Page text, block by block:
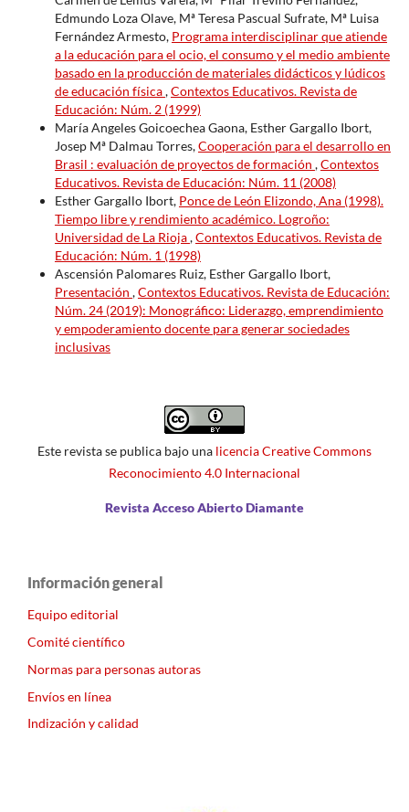
Edmundo Loza Olave, Mª Teresa Pascual Sufrate, Mª Luisa
Fernández Armesto, Programa interdisciplinar que atiende
a la educación para el ocio, el consumo y el medio ambiente
basado en la producción de materiales didácticos y lúdicos
de educación física,Contextos Educativos. Revista de
Educación: Núm. 2 (1999)
María Angeles Goicoechea Gaona, Esther Gargallo Ibort,
Josep Mª Dalmau Torres,Cooperación para el desarrollo en
Brasil : evaluación de proyectos de formación ,Contextos
Educativos. Revista de Educación: Núm. 11 (2008)
Esther Gargallo Ibort, Ponce de León Elizondo, Ana (1998).
Tiempo libre y rendimiento académico. Logroño:
Universidad de La Rioja,Contextos Educativos. Revista de
Educación: Núm. 1 (1998)
Ascensión Palomares Ruiz, Esther Gargallo Ibort,
Presentación ,Contextos Educativos. Revista de Educación:
Núm. 24 (2019): Monográfico: Liderazgo, emprendimiento
y empoderamiento docente para generar sociedades
inclusivas
Este revista se publica bajo una licencia Creative Commons
Reconocimiento 4.0 Internacional
Revista Acceso Abierto Diamante
Información general
Equipo editorial
Comité científico
Normas para personas autoras
Envíos en línea
Indización y calidad